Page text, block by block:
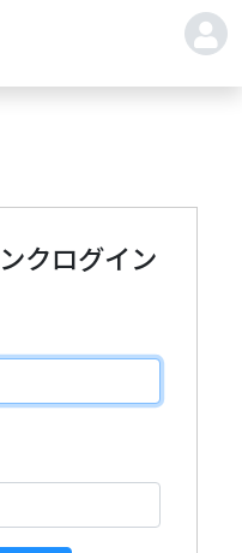
クログイン